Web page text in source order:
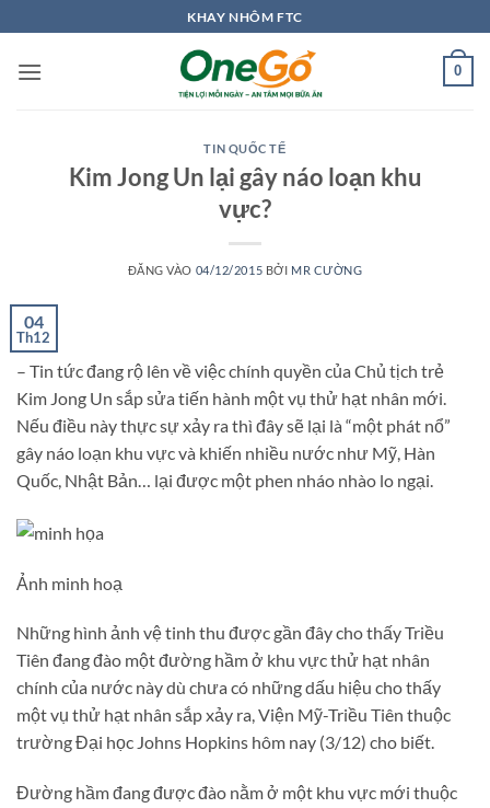
qua
nội
KHAY NHÔM FTC
0
TIN QUỐC TẾ
Kim Jong Un lại gây náo loạn khu
vực?
ĐĂNG VÀO 04/12/2015 BỞI MR CƯỜNG
04
Th12
– Tin tức đang rộ lên về việc chính quyền của Chủ tịch trẻ
Kim Jong Un sắp sửa tiến hành một vụ thử hạt nhân mới.
Nếu điều này thực sự xảy ra thì đây sẽ lại là “một phát nổ”
gây náo loạn khu vực và khiến nhiều nước như Mỹ, Hàn
Quốc, Nhật Bản… lại được một phen nháo nhào lo ngại.
Ảnh minh hoạ
Những hình ảnh vệ tinh thu được gần đây cho thấy Triều
Tiên đang đào một đường hầm ở khu vực thử hạt nhân
chính của nước này dù chưa có những dấu hiệu cho thấy
một vụ thử hạt nhân sắp xảy ra, Viện Mỹ-Triều Tiên thuộc
trường Đại học Johns Hopkins hôm nay (3/12) cho biết.
Đường hầm đang được đào nằm ở một khu vực mới thuộc